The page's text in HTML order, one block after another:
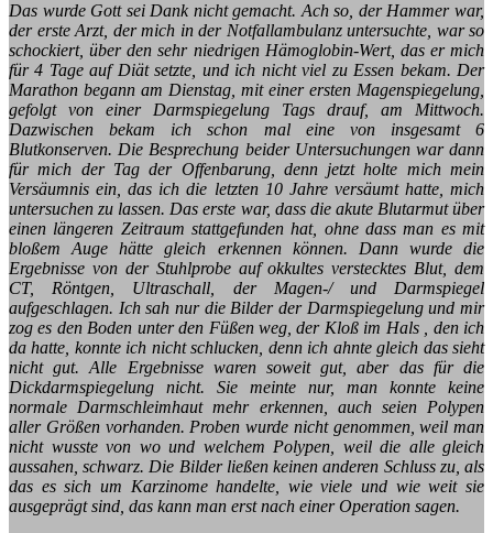
Das wurde Gott sei Dank nicht gemacht. Ach so, der Hammer war,
der erste Arzt, der mich in der Notfallambulanz untersuchte, war so
schockiert, über den sehr niedrigen Hämoglobin-Wert, das er mich
für 4 Tage auf Diät setzte, und ich nicht viel zu Essen bekam. Der
Marathon begann am Dienstag, mit einer ersten Magenspiegelung,
gefolgt von einer Darmspiegelung Tags drauf, am Mittwoch.
Dazwischen bekam ich schon mal eine von insgesamt 6
Blutkonserven. Die Besprechung beider Untersuchungen war dann
für mich der Tag der Offenbarung, denn jetzt holte mich mein
Versäumnis ein, das ich die letzten 10 Jahre versäumt hatte, mich
untersuchen zu lassen. Das erste war, dass die akute Blutarmut über
einen längeren Zeitraum stattgefunden hat, ohne dass man es mit
bloßem Auge hätte gleich erkennen können. Dann wurde die
Ergebnisse von der Stuhlprobe auf okkultes verstecktes Blut, dem
CT, Röntgen, Ultraschall, der Magen-/ und Darmspiegel
aufgeschlagen. Ich sah nur die Bilder der Darmspiegelung und mir
zog es den Boden unter den Füßen weg, der Kloß im Hals , den ich
da hatte, konnte ich nicht schlucken, denn ich ahnte gleich das sieht
nicht gut. Alle Ergebnisse waren soweit gut, aber das für die
Dickdarmspiegelung nicht. Sie meinte nur, man konnte keine
normale Darmschleimhaut mehr erkennen, auch seien Polypen
aller Größen vorhanden. Proben wurde nicht genommen, weil man
nicht wusste von wo und welchem Polypen, weil die alle gleich
aussahen, schwarz. Die Bilder ließen keinen anderen Schluss zu, als
das es sich um Karzinome handelte, wie viele und wie weit sie
ausgeprägt sind, das kann man erst nach einer Operation sagen.